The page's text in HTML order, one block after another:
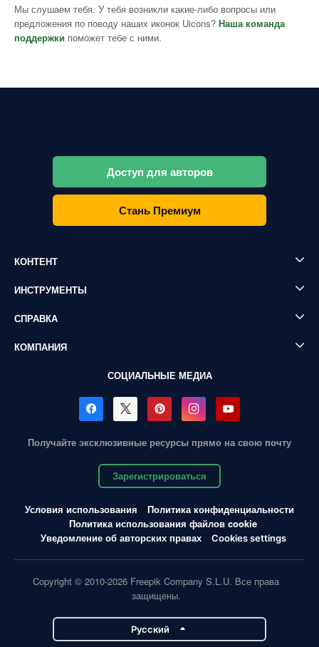
Мы слушаем тебя. У тебя возникли какие-либо вопросы или
предложения по поводу наших иконок Uicons? Наша команда
поддержки поможет тебе с ними.
Доступ для авторов
Стань Премиум
КОНТЕНТ
ИНСТРУМЕНТЫ
СПРАВКА
КОМПАНИЯ
СОЦИАЛЬНЫЕ МЕДИА
Получайте эксклюзивные ресурсы прямо на свою почту
Зарегистрироваться
Условия использования
Политика конфиденциальности
Политика использования файлов cookie
Уведомление об авторских правах
Cookies settings
Copyright © 2010-2026 Freepik Company S.L.U. Все права
защищены.
Pусский